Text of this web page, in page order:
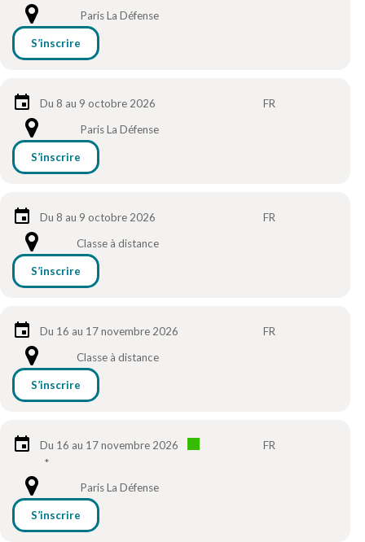
Paris La Défense
S’inscrire
Du 8 au 9 octobre 2026
FR
Paris La Défense
S’inscrire
Du 8 au 9 octobre 2026
FR
Classe à distance
S’inscrire
Du 16 au 17 novembre 2026
FR
Classe à distance
S’inscrire
Du 16 au 17 novembre 2026
*
FR
Paris La Défense
S’inscrire